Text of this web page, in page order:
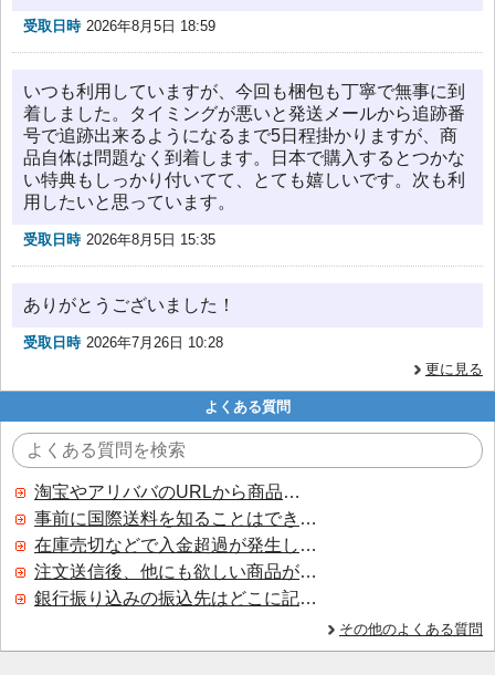
受取日時 2026年8月5日 18:59
いつも利用していますが、今回も梱包も丁寧で無事に到
着しました。タイミングが悪いと発送メールから追跡番
号で追跡出来るようになるまで5日程掛かりますが、商
品自体は問題なく到着します。日本で購入するとつかな
い特典もしっかり付いてて、とても嬉しいです。次も利
用したいと思っています。
受取日時 2026年8月5日 15:35
ありがとうございました！
受取日時 2026年7月26日 10:28
更に見る
よくある質問
淘宝やアリババのURLから商品を探すことはできますか？
事前に国際送料を知ることはできますか？
在庫売切などで入金超過が発生した場合はいつ返金されますか？
注文送信後、他にも欲しい商品が見つかった場合、追加注文できますか？
銀行振り込みの振込先はどこに記載されていますか？
その他のよくある質問